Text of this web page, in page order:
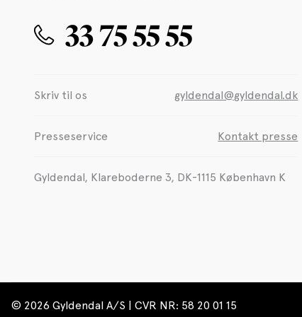
33 75 55 55
Skriv til os gyldendal@gyldendal.dk
Presseservice Kontakt presse
Gyldendal, Klareboderne 3, DK-1115 København K
© 2026 Gyldendal A/S | CVR NR: 58 20 01 15